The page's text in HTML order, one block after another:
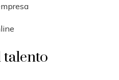
talento